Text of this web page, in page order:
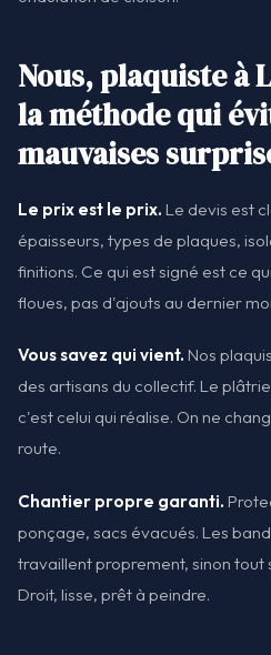
Nous, plaquiste à
la méthode qui
mauvaises
Le prix est le prix. Le devis est
épaisseurs, types de plaques,
finitions. Ce qui est signé est ce
floues, pas d'ajouts au dernier
Vous savez qui vient. Nos
des artisans du collectif. Le
c'est celui qui réalise. On ne
route.
Chantier propre garanti.
ponçage, sacs évacués. Les
travaillent proprement, sinon tout
Droit, lisse, prêt à peindre.